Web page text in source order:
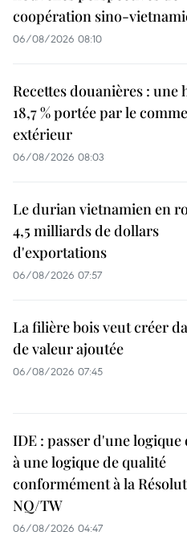
coopération sino-
06/08/2026 08:10
Recettes douanières : une
18,7 % portée par le
extérieur
06/08/2026 08:03
Le durian vietnamien en
4,5 milliards de dollars
d'exportations
06/08/2026 07:57
La filière bois veut créer
de valeur ajoutée
06/08/2026 07:45
IDE : passer d'une logique
à une logique de qualité
conformément à la
NQ/TW
06/08/2026 04:47